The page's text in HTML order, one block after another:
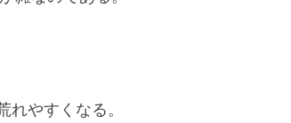
れやすくなる。